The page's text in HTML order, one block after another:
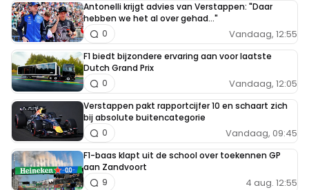
Antonelli krijgt advies van Verstappen: "Daar
hebben we het al over gehad..."
Vandaag, 12:55
0
F1 biedt bijzondere ervaring aan voor laatste
Dutch Grand Prix
Vandaag, 12:05
0
Verstappen pakt rapportcijfer 10 en schaart zich
bij absolute buitencategorie
Vandaag, 09:45
0
F1-baas klapt uit de school over toekennen GP
aan Zandvoort
4 aug. 12:55
9